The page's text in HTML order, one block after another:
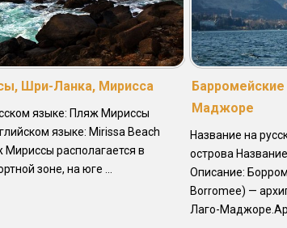
Шри-Ланка, Мирисса
языке: Пляж Мириссы
языке: Mirissa Beach
располагается в
зоне, на юге ...
Маджоре
Название на
острова
Описание:
Borromee) —
Лаго-